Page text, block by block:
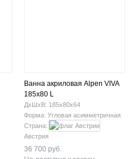
Ванна акриловая Alpen VIVA
185x80 L
ДхШхВ: 185х80х64
Форма: Угловая асимметричная
Страна:
Австрия
36 700 руб.